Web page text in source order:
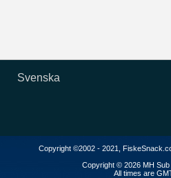
Svenska
Copyright ©2002 - 2021,
Copyright © 2026 MH Sub
All times are